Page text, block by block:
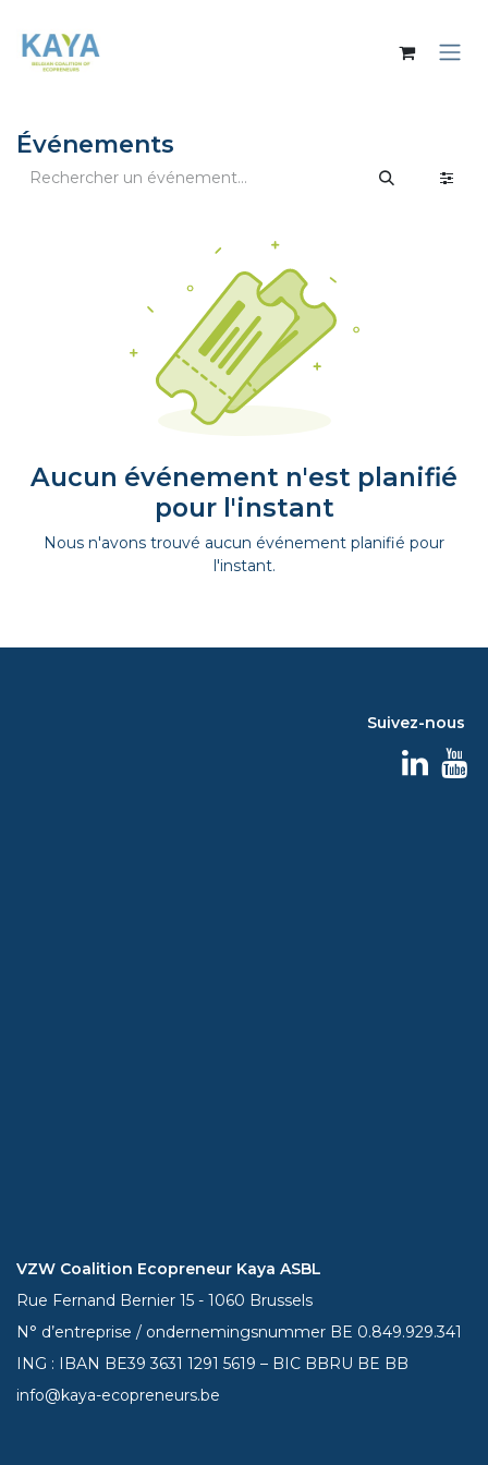
Événements
Aucun événement n'est planifié
pour l'instant
Nous n'avons trouvé aucun événement planifié pour
l'instant.
Suivez-nous
VZW Coalition Ecopreneur Kaya ASBL
Rue Fernand Bernier 15 - 1060 Brussels
N° d’entreprise / ondernemingsnummer BE 0.849.929.341
ING : IBAN BE393631 1291 5619 – BIC BBRU BE BB
info@kaya-ecopreneurs.be